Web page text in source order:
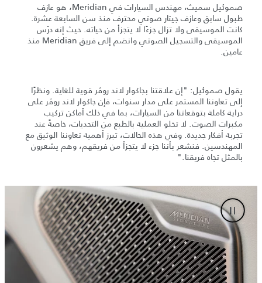
صموئيل سميث، مهندس السيارات في Meridian، هو عازف
طبول سابق وعازف جيتار صوتي محترف منذ سن السابعة عشرة.
كانت الموسيقى ولا تزال جزءًا لا يتجزأ من حياته. حيث إنه درَس
الموسيقى والتسجيل الصوتي وانضم إلى فريق Meridian منذ
عامين.
يقول صموئيل: "إن علاقتنا بجاكوار لاند روڤر قوية للغاية. ونظرًا
إلى تعاوننا المستمر على مدار سنوات، فإن جاكوار لاند روڤر على
دراية كاملة بتوقعاتنا من السيارات، بما في ذلك أماكن تركيب
مكبرات الصوت. لا تخلو العملية بالطبع من التحديات، خاصةً عند
تجربة أفكار جديدة. وفي هذه الحالات، تبرز أهمية تعاوننا الوثيق مع
المهندسين. فنشعر بأننا جزء لا يتجزأ من فريقهم، وهم يشعرون
بالمثل تجاه فريقنا."